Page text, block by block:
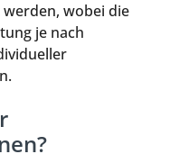
wobei die
je nach